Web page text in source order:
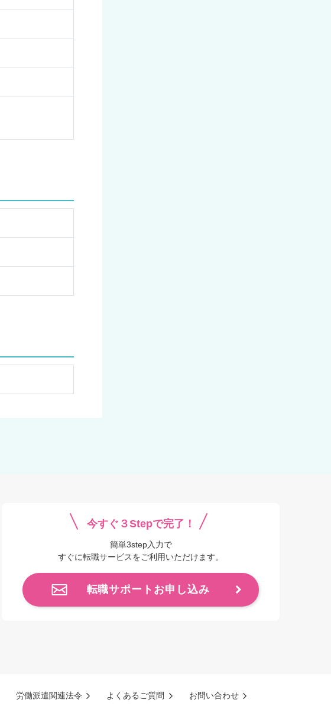
今すぐ３Stepで完了！
簡単3step入力で
すぐに転職サービスをご利用いただけます。
転職サポートお申し込み
労働派遣関連法令 よくあるご質問 お問い合わせ